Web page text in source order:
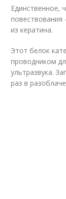
Единственное,
повествования
из кератина.
Этот белок
проводником
ультразвука.
раз в